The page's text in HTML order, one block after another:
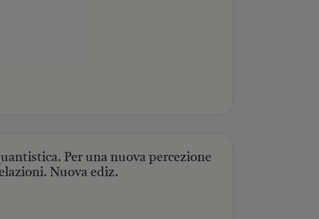
Per una nuova percezione
Nuova ediz.